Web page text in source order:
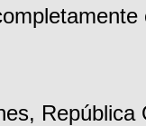
República